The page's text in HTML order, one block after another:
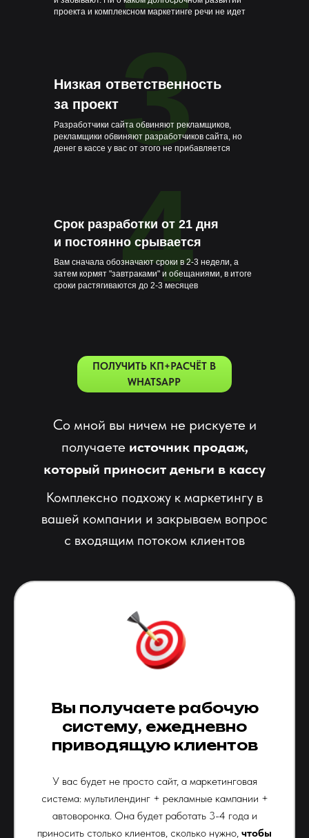
4
3
проекта и комплексном маркетинге речи не идет
Разработчики сайта обвиняют рекламщиков,
рекламщики обвиняют разработчиков сайта, но
денег в кассе у вас от этого не прибавляется
Низкая ответственность
за проект
Вам сначала обозначают сроки в 2-3 недели, а
затем кормят "завтраками" и обещаниями, в итоге
сроки растягиваются до 2-3 месяцев
Срок разработки от 21 дня
и постоянно срывается
ПОЛУЧИТЬ КП+РАСЧЁТ В
WHATSAPP
Со мной вы ничем не рискуете и
получаете источник продаж,
который приносит деньги в кассу
Комплексно подхожу к маркетингу в
вашей компании и закрываем вопрос
с входящим потоком клиентов
Вы получаете рабочую
систему, ежедневно
приводящую клиентов
У вас будет не просто сайт, а маркетинговая
система: мультилендинг + рекламные кампании +
автоворонка. Она будет работать 3-4 года и
приносить столько клиентов, сколько нужно, чтобы